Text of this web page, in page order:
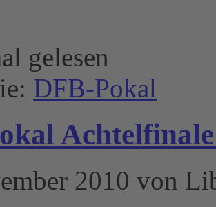
gelesen
DFB-Pokal
2010 von